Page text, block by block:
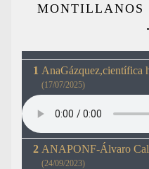
MONTILLANOS
AnaGázquez,científica
(17/07/2025)
ANAPONF-Álvaro
(24/09/2023)